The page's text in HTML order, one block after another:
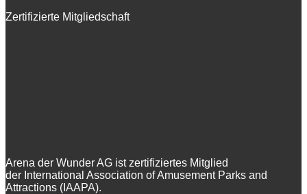
Zertifizierte Mitgliedschaft
Arena der Wunder AG ist zertifiziertes Mitglied
der International Association of Amusement Parks and
Attractions (IAAPA).